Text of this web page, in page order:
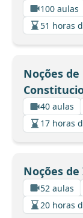
100 aulas
51 horas
Noções
40 aulas
17 horas
Noções
52 aulas
20 horas